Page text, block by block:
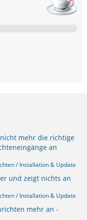
mehr die richtige
an
/ Installation & Update
und zeigt nichts an
/ Installation & Update
mehr an -